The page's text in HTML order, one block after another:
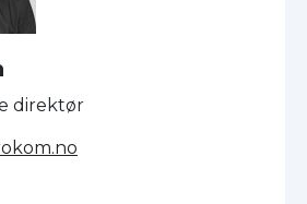
direktør